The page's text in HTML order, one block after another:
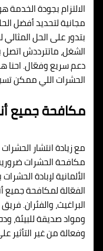
الالتزام بجودة الخدمة
مجانية لتحديد أفضل
بتدور على الحل
دعم سريع وفعّال. احنا
الحشرات اللي ممكن
مكافحة جميع
مع زيادة انتشار
مكافحة الحشرات
الألمانية لإبادة
الفعّالة لمكافحة جميع
البراغيث، والفئران.
ومواد صديقة للبيئة،
وفعالة من غير التأثير